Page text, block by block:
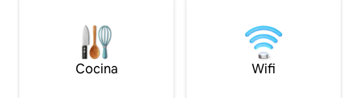
equipada (incluido
Capacidad
menor de 14 años.
Cocina Wifi